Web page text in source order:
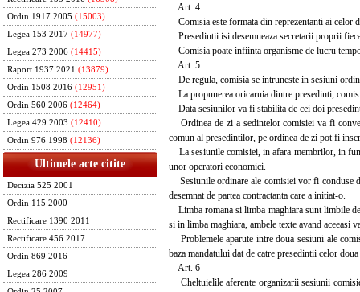
Ordin 1917 2005 (15003)
Legea 153 2017 (14977)
Legea 273 2006 (14415)
Raport 1937 2021 (13879)
Ordin 1508 2016 (12951)
Ordin 560 2006 (12464)
Legea 429 2003 (12410)
Ordin 976 1998 (12136)
Ultimele acte citite
Decizia 525 2001
Ordin 115 2000
Rectificare 1390 2011
Rectificare 456 2017
Ordin 869 2016
Legea 286 2009
Art. 4
Comisia este formata din reprezentanti ai celor
Presedintii isi desemneaza secretarii proprii
Comisia poate infiinta organisme de lucru
Art. 5
De regula, comisia se intruneste in sesiuni
La propunerea oricaruia dintre presedinti,
Data sesiunilor va fi stabilita de cei doi
Ordinea de zi a sedintelor comisiei va fi
comun al presedintilor, pe ordinea de zi pot fi
La sesiunile comisiei, in afara membrilor, in
unor operatori economici.
Sesiunile ordinare ale comisiei vor fi conduse
desemnat de partea contractanta care a initiat-o.
Limba romana si limba maghiara sunt limbile
si in limba maghiara, ambele texte avand aceeasi
Problemele aparute intre doua sesiuni ale
baza mandatului dat de catre presedintii celor
Art. 6
Cheltuielile aferente organizarii sesiunii